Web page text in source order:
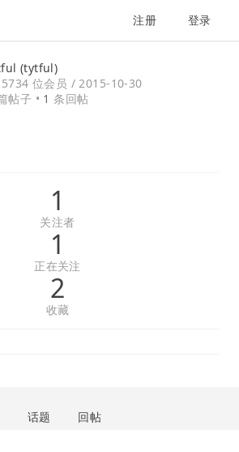
注册 登录
(tytful)
位会员 /2015-10-30
帖子 • 1 条回帖
1
关注者
1
正在关注
2
收藏
话题 回帖